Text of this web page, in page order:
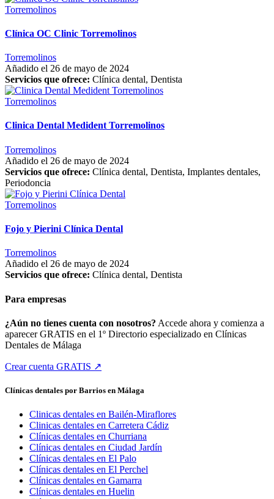
Torremolinos
Clínica OC Clinic Torremolinos
Torremolinos
Añadido el 26 de mayo de 2024
Servicios que ofrece: Clínica dental, Dentista
Torremolinos
Clinica Dental Medident Torremolinos
Torremolinos
Añadido el 26 de mayo de 2024
Servicios que ofrece: Clínica dental, Dentista, Implantes dentales,
Periodoncia
Torremolinos
Fojo y Pierini Clínica Dental
Torremolinos
Añadido el 26 de mayo de 2024
Servicios que ofrece: Clínica dental, Dentista
Para empresas
¿Aún no tienes cuenta con nosotros? Accede ahora y comienza a
aparecer GRATIS en el 1º Directorio especializado en Clínicas
Dentales de Málaga
Crear cuenta GRATIS ↗
Clínicas dentales por Barrios en Málaga
Clinicas dentales en Bailén-Miraflores
Clinicas dentales en Carretera Cádiz
Clínicas dentales en Churriana
Clínicas dentales en Ciudad Jardín
Clínicas dentales en El Palo
Clínicas dentales en El Perchel
Clínicas dentales en Gamarra
Clínicas dentales en Huelin